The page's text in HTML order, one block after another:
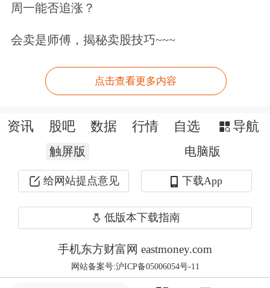
平的三分之一。15.94亿元的交易规模
证明，即使在严重缺水地区，市场机制
同样可以有效配置水资源。从“无
价”到“有价”，从“资源”到“资产”，一
滴黄河水的“身价”之变，折射出中国治
股票账户升级！手机Level-2免费送。立
原标题：宁夏黄河水权交易4.48亿立方米 金额达15.94亿元
周一能否追涨？
会卖是师傅，揭秘卖股技巧~~~
点击查看更多内容
资讯 股吧 数据 行情 自选 导航
触屏版 电脑版
给网站提点意见 下载App
低版本下载指南
手机东方财富网 eastmoney.com
网站备案号:沪ICP备05006054号-11